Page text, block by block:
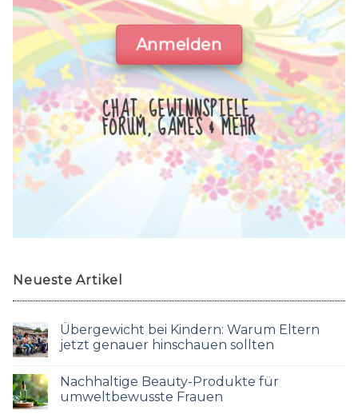
Anmelden
CHAT, GEWINNSPIELE,
FORUM, GAMES & MEHR
Neueste Artikel
Übergewicht bei Kindern: Warum Eltern
jetzt genauer hinschauen sollten
Nachhaltige Beauty-Produkte für
umweltbewusste Frauen